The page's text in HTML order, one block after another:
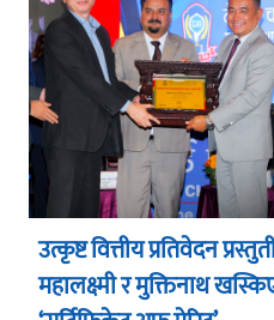
उत्कृष्ट वित्तीय प्रतिवेदन
महालक्ष्मी र मुक्तिनाथ